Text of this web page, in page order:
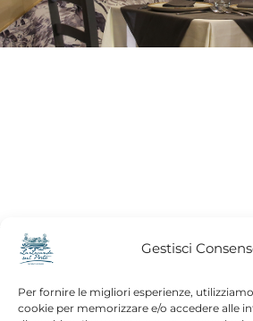
Gestisci
Per fornire le migliori esperienze,
cookie per memorizzare e/o accedere alle